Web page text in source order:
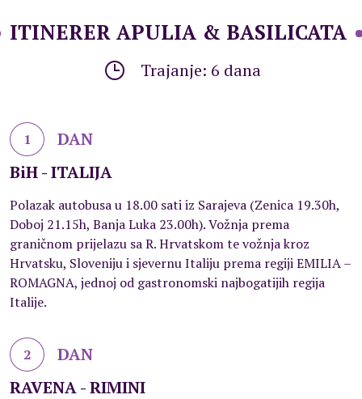
ITINERER APULIA & BASILICATA
Trajanje: 6 dana
1
DAN
BiH - ITALIJA
Polazak autobusa u 18.00 sati iz Sarajeva (Zenica 19.30h,
Doboj 21.15h, Banja Luka 23.00h). Vožnja prema
graničnom prijelazu sa R. Hrvatskom te vožnja kroz
Hrvatsku, Sloveniju i sjevernu Italiju prema regiji EMILIA –
ROMAGNA, jednoj od gastronomski najbogatijih regija
Italije.
2
DAN
RAVENA - RIMINI